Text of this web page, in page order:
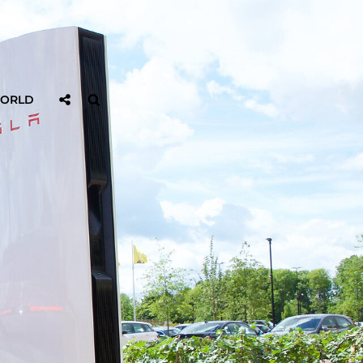
Sociaal
Delen
Zoeken